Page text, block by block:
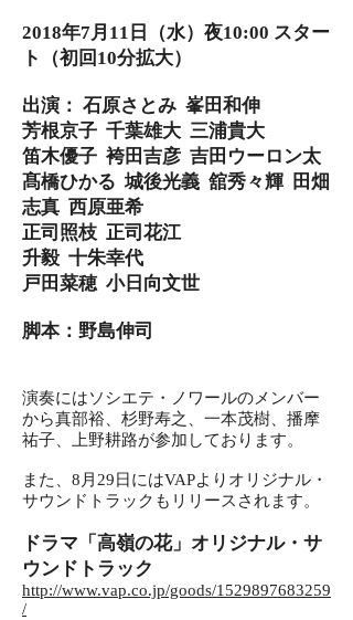
2018年7月11日（水）夜10:00 スター
ト（初回10分拡大）
出演： 石原さとみ 峯田和伸
芳根京子 千葉雄大 三浦貴大
笛木優子 袴田吉彦 吉田ウーロン太
髙橋ひかる 城後光義 舘秀々輝 田畑
志真 西原亜希
正司照枝 正司花江
升毅 十朱幸代
戸田菜穂 小日向文世
脚本：野島伸司
演奏にはソシエテ・ノワールのメンバー
から真部裕、杉野寿之、一本茂樹、播摩
祐子、上野耕路が参加しております。
また、8月29日にはVAPよりオリジナル・
サウンドトラックもリリースされます。
ドラマ「高嶺の花」オリジナル・サ
ウンドトラック
http://www.vap.co.jp/goods/1529897683259
/